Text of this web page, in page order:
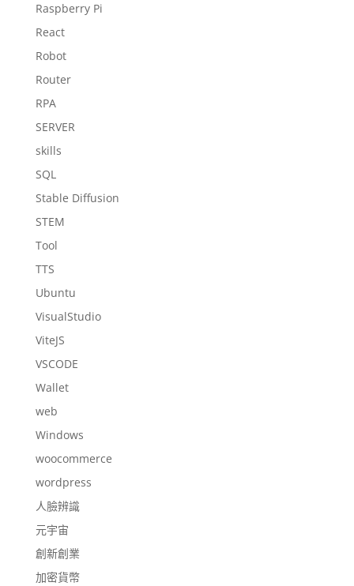
Raspberry Pi
React
Robot
Router
RPA
SERVER
skills
SQL
Stable Diffusion
STEM
Tool
TTS
Ubuntu
VisualStudio
ViteJS
VSCODE
Wallet
web
Windows
woocommerce
wordpress
人臉辨識
元宇宙
創新創業
加密貨幣